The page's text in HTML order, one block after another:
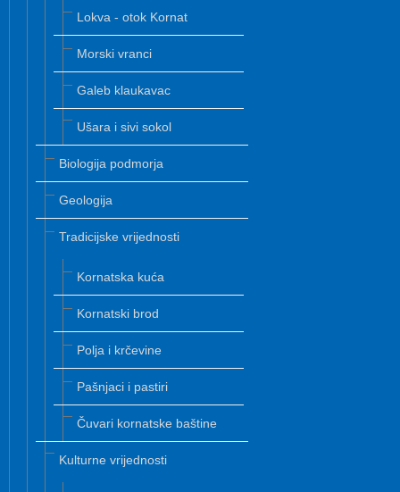
Lokva - otok Kornat
Morski vranci
Galeb klaukavac
Ušara i sivi sokol
Biologija podmorja
Geologija
Tradicijske vrijednosti
Kornatska kuća
Kornatski brod
Polja i krčevine
Pašnjaci i pastiri
Čuvari kornatske baštine
Kulturne vrijednosti